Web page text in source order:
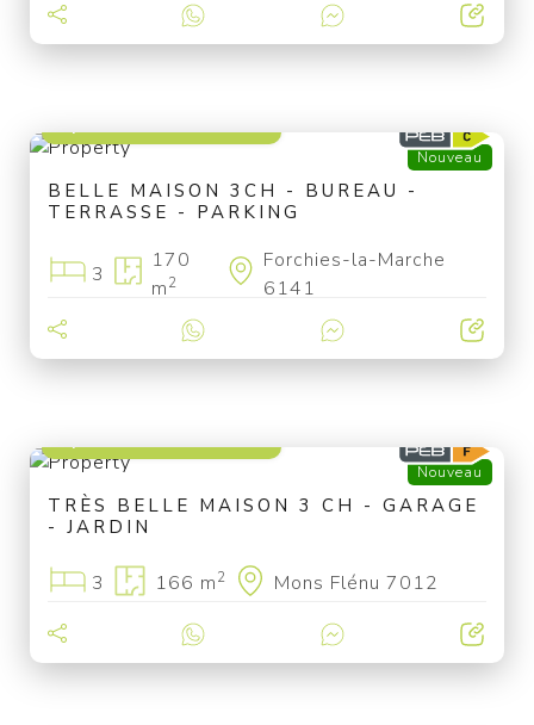
Nouveau
BELLE MAISON 3CH - BUREAU -
TERRASSE - PARKING
3
170
m2
Forchies-la-Marche
6141
Nouveau
TRÈS BELLE MAISON 3 CH - GARAGE
- JARDIN
3 166 m2 Mons Flénu 7012